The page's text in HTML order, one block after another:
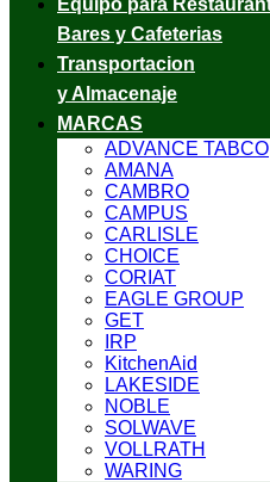
Equipo para
Bares y Cafeterias
Transportacion
y Almacenaje
MARCAS
ADVANCE TABCO
AMANA
CAMBRO
CAMPUS
CARLISLE
CHOICE
CORIAT
EAGLE GROUP
GET
IRP
KitchenAid
LAKESIDE
NOBLE
SOLWAVE
VOLLRATH
WARING